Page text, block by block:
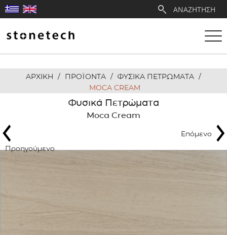
Η ΕΤΑΙΡΕΙΑ
ΑΝΤΙΠΡΟΣΩΠΕΙΕΣ
ΑΡΧΙΚΗ / ΠΡΟΪΟΝΤΑ / ΦΥΣΙΚΑ ΠΕΤΡΩΜΑΤΑ /
MOCA CREAM
Φυσικά Πετρώματα
Moca Cream
Προηγούμενο
Επόμενο